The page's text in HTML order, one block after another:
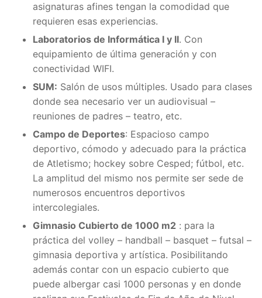
asignaturas afines tengan la comodidad que
requieren esas experiencias.
Laboratorios de Informática I y II. Con
equipamiento de última generación y con
conectividad WIFI.
SUM: Salón de usos múltiples. Usado para clases
donde sea necesario ver un audiovisual –
reuniones de padres – teatro, etc.
Campo de Deportes: Espacioso campo
deportivo, cómodo y adecuado para la práctica
de Atletismo; hockey sobre Cesped; fútbol, etc.
La amplitud del mismo nos permite ser sede de
numerosos encuentros deportivos
intercolegiales.
Gimnasio Cubierto de 1000 m2 : para la
práctica del volley – handball – basquet – futsal –
gimnasia deportiva y artística. Posibilitando
además contar con un espacio cubierto que
puede albergar casi 1000 personas y en donde